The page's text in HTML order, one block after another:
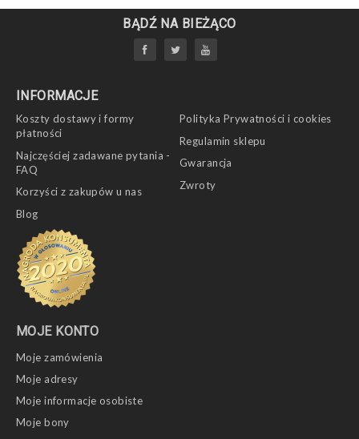
BĄDŹ NA BIEŻĄCO
INFORMACJE
Koszty dostawy i formy
płatności
Najczęściej zadawane pytania -
FAQ
Korzyści z zakupów u nas
Blog
Polityka Prywatności i cookies
Regulamin sklepu
Gwarancja
Zwroty
MOJE KONTO
Moje zamówienia
Moje adresy
Moje informacje osobiste
Moje bony